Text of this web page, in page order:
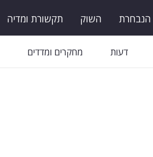
הנבחרת השוק תקשורת ומדיה
דעות מחקרים ומדדים